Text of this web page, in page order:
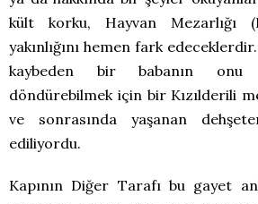
kült korku, Hayvan Mezarlığı
yakınlığını hemen fark
kaybeden bir babanın onu
döndürebilmek için bir Kızılderili
ve sonrasında yaşanan
ediliyordu.
Kapının Diğer Tarafı bu gayet